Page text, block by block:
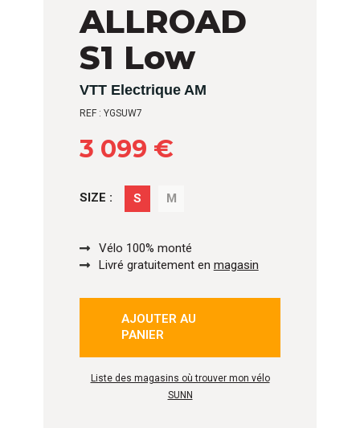
ALLROAD
S1 Low
VTT Electrique AM
REF : YGSUW7
3 099 €
SIZE : S M
Vélo 100% monté
Livré gratuitement en magasin
AJOUTER AU
PANIER
Liste des magasins où trouver mon vélo
SUNN